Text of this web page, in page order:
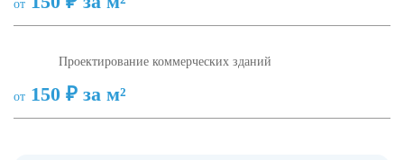
от
Проектирование коммерческих зданий
от 150 ₽ за м²